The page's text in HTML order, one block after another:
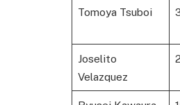
Tomoya Tsuboi
Joselito
Velazquez